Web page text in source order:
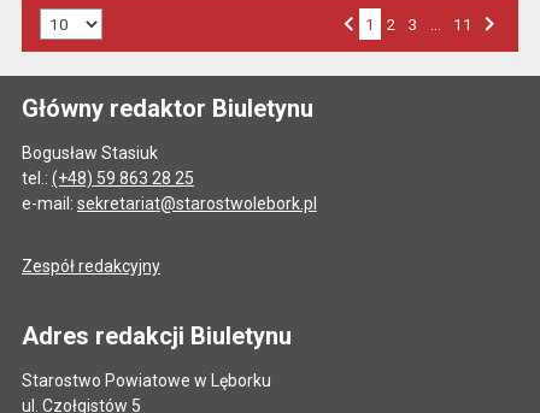
1 2 3 11
Główny redaktor Biuletynu
Bogusław Stasiuk
tel.: (+48) 59 863 28 25
e-mail: sekretariat@starostwolebork.pl
Zespół redakcyjny
Adres redakcji Biuletynu
Starostwo Powiatowe w Lęborku
ul. Czołgistów 5